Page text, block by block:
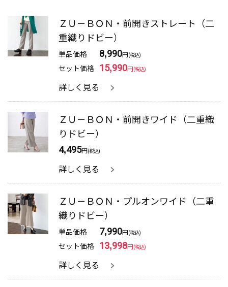
ＺＵ－ＢＯＮ・前開きストレート（二
重織りドビー）
単品価格 8,990円(税込)
セット価格 15,990円(税込)
詳しく見る
ＺＵ－ＢＯＮ・前開きワイド（二重織
りドビー）
4,495円(税込)
詳しく見る
ＺＵ－ＢＯＮ・プルオンワイド（二重
織りドビー）
単品価格 7,990円(税込)
セット価格 13,998円(税込)
詳しく見る